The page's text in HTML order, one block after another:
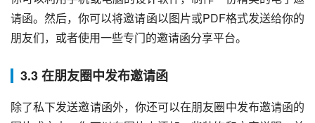
请函。然后，你可以将邀请函以图片或PDF格式发送给你的
朋友们，或者使用一些专门的邀请函分享平台。
3.3 在朋友圈中发布邀请函
除了私下发送邀请函外，你还可以在朋友圈中发布邀请函的